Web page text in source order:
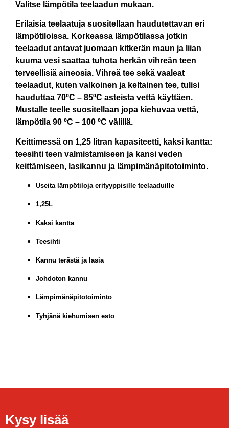
Valitse lämpötila teelaadun mukaan.
Erilaisia teelaatuja suositellaan haudutettavan eri
lämpötiloissa. Korkeassa lämpötilassa jotkin
teelaadut antavat juomaan kitkerän maun ja liian
kuuma vesi saattaa tuhota herkän vihreän teen
terveellisiä aineosia. Vihreä tee sekä vaaleat
teelaadut, kuten valkoinen ja keltainen tee, tulisi
hauduttaa 70ºC – 85ºC asteista vettä käyttäen.
Mustalle teelle suositellaan jopa kiehuvaa vettä,
lämpötila 90 ºC – 100 ºC välillä.
Keittimessä on 1,25 litran kapasiteetti, kaksi kantta:
teesihti teen valmistamiseen ja kansi veden
keittämiseen, lasikannu ja lämpimänäpitotoiminto.
Useita lämpötiloja erityyppisille teelaaduille
1,25L
Kaksi kantta
Teesihti
Kannu terästä ja lasia
Johdoton kannu
Lämpimänäpitotoiminto
Tyhjänä kiehumisen esto
Kysy lisää